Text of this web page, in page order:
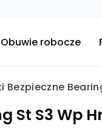
Obuwie robocze
St S3 Wp